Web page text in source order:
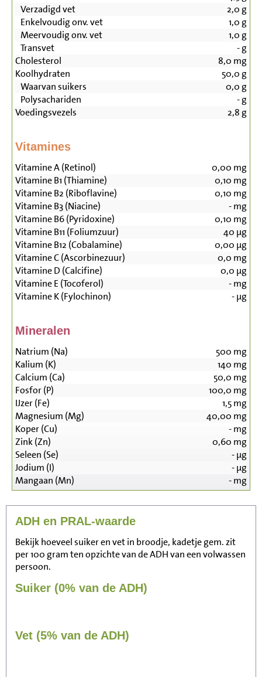
Verzadigd vet
2,0 g
Enkelvoudig onv. vet
1,0 g
Meervoudig onv. vet
1,0 g
Transvet
-g
Cholesterol
8,0 mg
Koolhydraten
50,0 g
Waarvan suikers
0,0 g
Polysachariden
-g
Voedingsvezels
2,8 g
Vitamines
Vitamine A (Retinol) 0,00 mg
Vitamine B1 (Thiamine)
0,10 mg
Vitamine B2 (Riboflavine)
0,10 mg
Vitamine B3 (Niacine)
-mg
Vitamine B6 (Pyridoxine)
0,10 mg
Vitamine B11 (Foliumzuur)
40 µg
Vitamine B12 (Cobalamine)
0,00 µg
Vitamine C (Ascorbinezuur)
0,0 mg
Vitamine D (Calcifine)
0,0 µg
Vitamine E (Tocoferol)
-mg
Vitamine K (Fylochinon)
-µg
Mineralen
Natrium (Na) 500 mg
Kalium (K)
140 mg
Calcium (Ca)
50,0 mg
Fosfor (P)
100,0 mg
IJzer (Fe)
1,5mg
Magnesium (Mg)
40,00 mg
Koper (Cu)
-mg
Zink (Zn)
0,60 mg
Seleen (Se)
-µg
Jodium (I)
-µg
Mangaan (Mn)
-mg
ADH en PRAL-waarde
Bekijk hoeveel suiker en vet in broodje, kadetje gem. zit
per 100 gram ten opzichte van de ADH van een volwassen
persoon.
Suiker (0% van de ADH)
Vet (5% van de ADH)